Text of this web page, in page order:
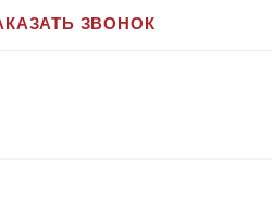
ЗВОНОК